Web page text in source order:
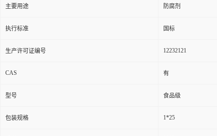
主要用途 防腐剂
执行标准 国标
生产许可证编号 12232121
CAS 有
型号 食品级
包装规格 1*25